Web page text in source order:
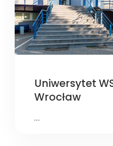
Uniwersytet
Wrocław
…